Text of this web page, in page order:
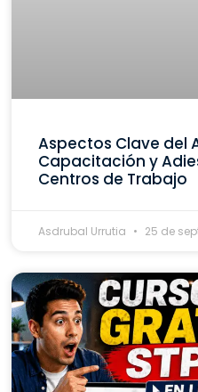
Aspectos Clave del
Capacitación y
Centros de Trabajo
Asdrubal Urrutia 25 de